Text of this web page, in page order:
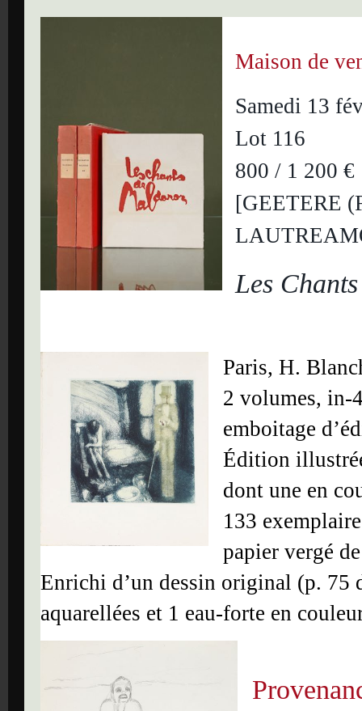
Maison de
Samedi 13
Lot 116
800 / 1 200 €
[GEETERE
Les
Paris, H.
2 volumes, in-
emboitage
Édition
dont une en
133
papier vergé
Enrichi d’un dessin original (p. 75
aquarellées et 1 eau-forte en